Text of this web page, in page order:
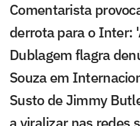
Comentarista
derrota para o Inter:
Dublagem flagra
Souza em
Susto de Jimmy